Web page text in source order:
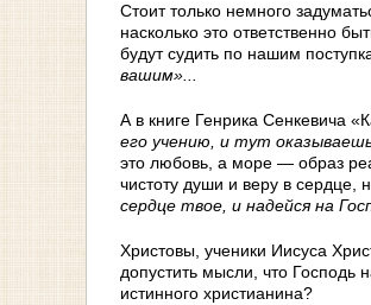
Стоит только немного
насколько это ответственно
будут судить по нашим
вашим»...
А в книге Генрика Сенкевича
его учению, и тут
это любовь, а море — образ
чистоту души и веру в сердце,
сердце твое, и надейся на
Христовы, ученики Иисуса
допустить мысли, что
истинного христианина?